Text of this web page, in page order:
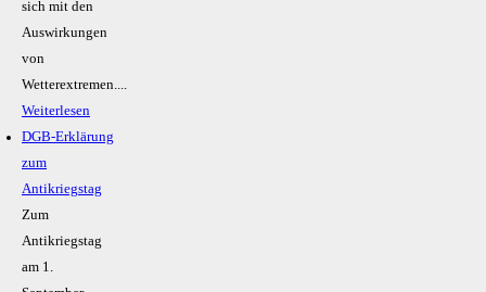
sich mit den
Auswirkungen
von
Wetterextremen....
Weiterlesen
DGB-Erklärung
zum
Antikriegstag
Zum
Antikriegstag
am 1.